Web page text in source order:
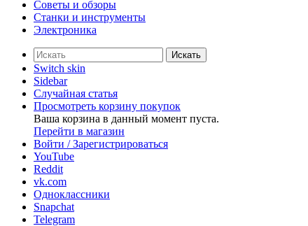
Советы и обзоры
Станки и инструменты
Электроника
Искать
Switch skin
Sidebar
Случайная статья
Просмотреть корзину покупок
Ваша корзина в данный момент пуста.
Перейти в магазин
Войти / Зарегистрироваться
YouTube
Reddit
vk.com
Одноклассники
Snapchat
Telegram